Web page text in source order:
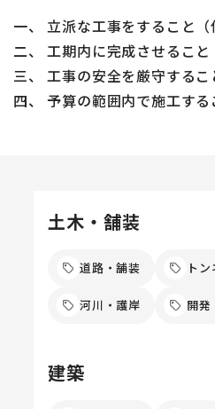
一、 立派な工事をすること（
二、 工期内に完成させること
三、 工事の安全を厳守するこ
四、 予算の範囲内で施工する
土木・舗装
道路・舗装 ト
河川・護岸 開発
建築